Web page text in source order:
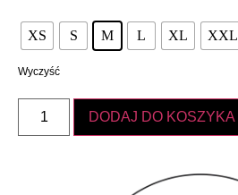
XS S M L XL XXL
Wyczyść
DODAJ DO KOSZYKA